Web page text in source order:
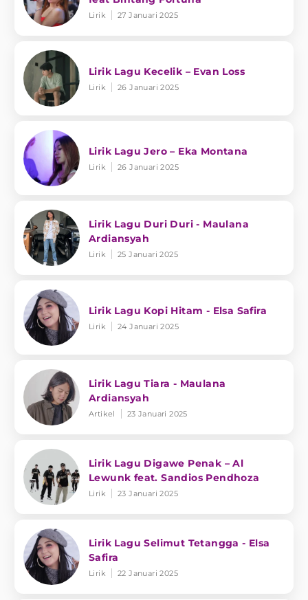
Lirik 27 Januari 2025
Lirik Lagu Kecelik – Evan Loss
Lirik 26 Januari 2025
Lirik Lagu Jero – Eka Montana
Lirik 26 Januari 2025
Lirik Lagu Duri Duri - Maulana
Ardiansyah
Lirik 25 Januari 2025
Lirik Lagu Kopi Hitam - Elsa Safira
Lirik 24 Januari 2025
Lirik Lagu Tiara - Maulana
Ardiansyah
Artikel 23 Januari 2025
Lirik Lagu Digawe Penak – Al
Lewunk feat. Sandios Pendhoza
Lirik 23 Januari 2025
Lirik Lagu Selimut Tetangga - Elsa
Safira
Lirik 22 Januari 2025